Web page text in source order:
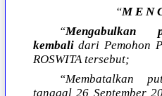
“M E N
“Mengabulkan
kembalidari Pemohon
ROSWITA tersebut;
“Membatalkan
tanggal 26 September